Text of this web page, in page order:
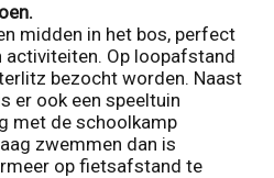
midden in het bos, perfect
Op loopafstand
bezocht worden. Naast
er ook een speeltuin
met de schoolkamp
zwemmen dan is
op fietsafstand te